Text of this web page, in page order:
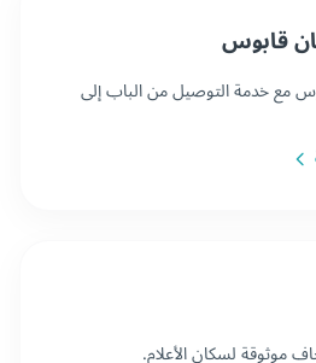
قابوس
مع خدمة التوصيل من الباب إلى
لسكان الأعلام.